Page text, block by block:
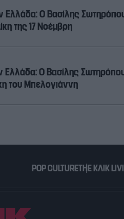
Ελλάδα: Ο Βασίλης
της 17 Νοέμβρη
Ελλάδα: Ο Βασίλης
του Μπελογιάννη
POP CULTURETHE ΚΛΙΚ